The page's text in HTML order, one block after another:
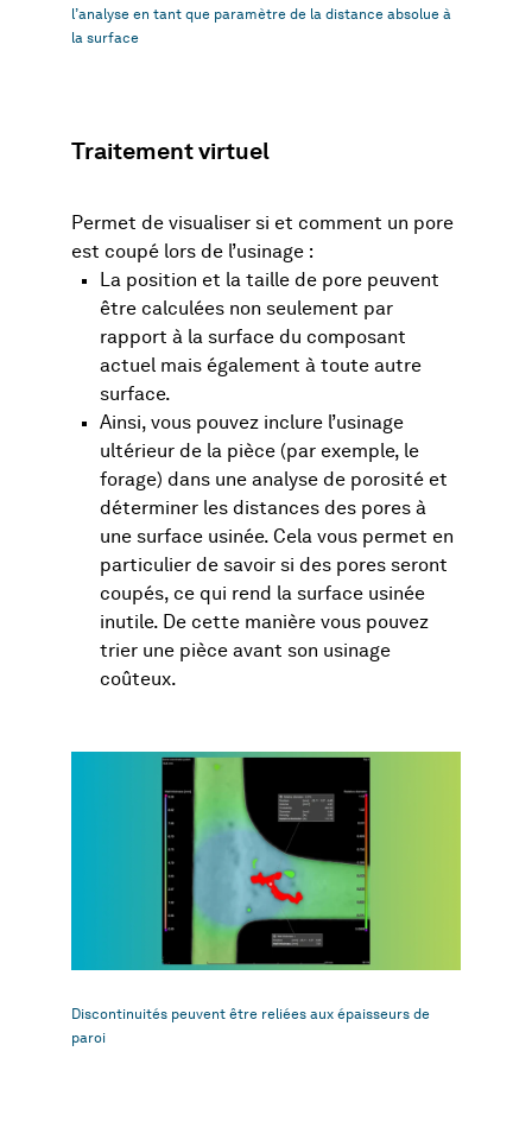
l’analyse en tant que paramètre de la distance absolue à
la surface
Traitement virtuel
Permet de visualiser si et comment un pore
est coupé lors de l’usinage :
La position et la taille de pore peuvent
être calculées non seulement par
rapport à la surface du composant
actuel mais également à toute autre
surface.
Ainsi, vous pouvez inclure l’usinage
ultérieur de la pièce (par exemple, le
forage) dans une analyse de porosité et
déterminer les distances des pores à
une surface usinée. Cela vous permet en
particulier de savoir si des pores seront
coupés, ce qui rend la surface usinée
inutile. De cette manière vous pouvez
trier une pièce avant son usinage
coûteux.
Discontinuités peuvent être reliées aux épaisseurs de
paroi